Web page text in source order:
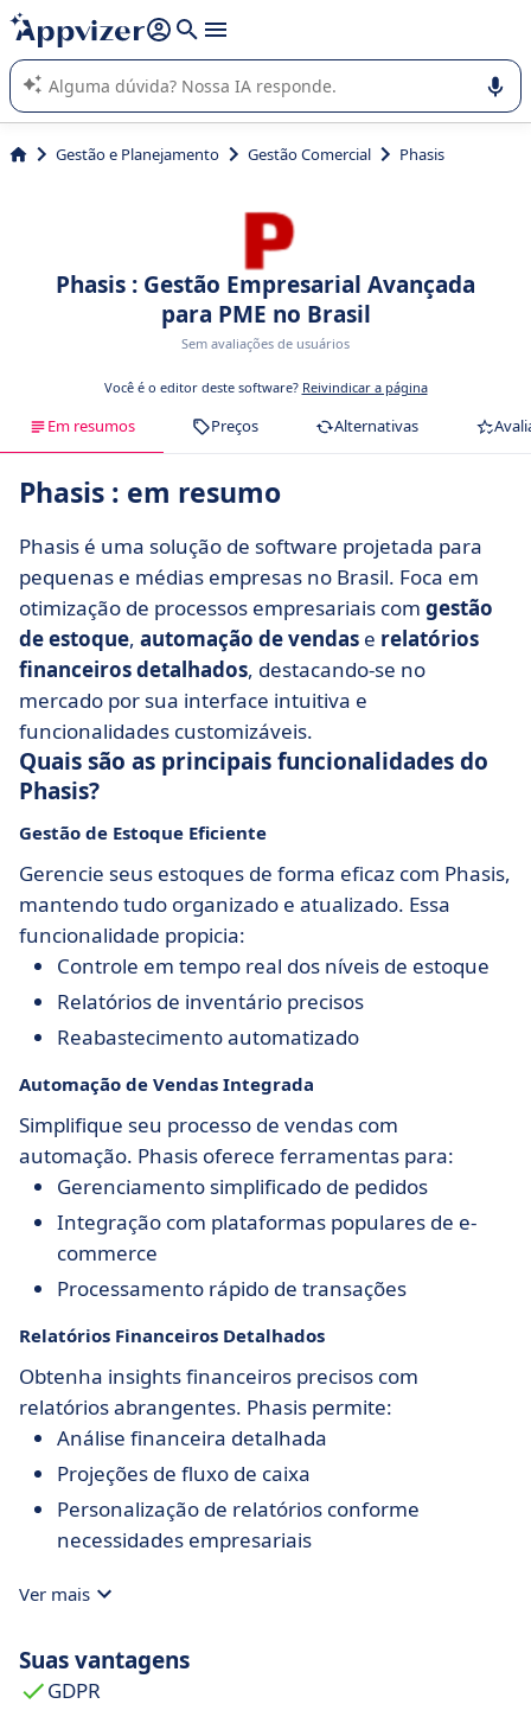
de nossa IA (várias linhas com
A IA do Appvizer o orienta no uso ou na seleção de software
SaaS para sua empresa.
Gestão e Planejamento Gestão Comercial Phasis
Phasis : Gestão Empresarial Avançada
para PME no Brasil
Sem avaliações de usuários
Você é o editor deste software? Reivindicar a página
Em resumos Preços Alternativas
Phasis : em resumo
Phasis é uma solução de software projetada para
pequenas e médias empresas no Brasil. Foca em
otimização de processos empresariais com gestão
de estoque, automação de vendas e relatórios
financeiros detalhados, destacando-se no
mercado por sua interface intuitiva e
funcionalidades customizáveis.
Quais são as principais funcionalidades do
Phasis?
Gestão de Estoque Eficiente
Gerencie seus estoques de forma eficaz com Phasis,
mantendo tudo organizado e atualizado. Essa
funcionalidade propicia:
Controle em tempo real dos níveis de estoque
Relatórios de inventário precisos
Reabastecimento automatizado
Automação de Vendas Integrada
Simplifique seu processo de vendas com
automação. Phasis oferece ferramentas para:
Gerenciamento simplificado de pedidos
Integração com plataformas populares de e-
commerce
Processamento rápido de transações
Relatórios Financeiros Detalhados
Obtenha insights financeiros precisos com
relatórios abrangentes. Phasis permite:
Análise financeira detalhada
Projeções de fluxo de caixa
Personalização de relatórios conforme
necessidades empresariais
Ver mais
Suas vantagens
GDPR